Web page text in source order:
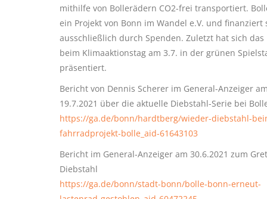
mithilfe von Bollerädern CO2-frei transportiert.
ein Projekt von Bonn im Wandel e.V. und finanziert
ausschließlich durch Spenden. Zuletzt hat sich das
beim Klimaaktionstag am 3.7. in der grünen
präsentiert.
Bericht von Dennis Scherer im General-Anzeiger
19.7.2021 über die aktuelle Diebstahl-Serie bei
https://ga.de/bonn/hardtberg/wieder-diebstahl-
fahrradprojekt-bolle_aid-61643103
Bericht im General-Anzeiger am 30.6.2021 zum
Diebstahl
https://ga.de/bonn/stadt-bonn/bolle-bonn-erneut-